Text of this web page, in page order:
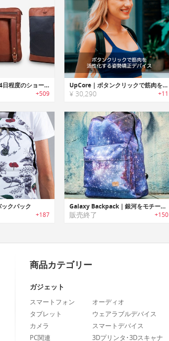
Highlander｜2～4日程度のショートトリップに最適な耐候性レザートラベルシステムバックパック「ハイランダー」
+509
UpCore｜ボタンクリックで筋肉を活性化する姿勢矯正デバイス「アップコア」
¥ 30,290 +11
クパック
+187
Galaxy Backpack｜銀河をモチーフにデザインされたバックパック「ギャラクシーバッグパック」
販売終了 +150
商品カテゴリー
ガジェット
スマートフォン
タブレット
カメラ
PC関連
オーディオ
ウェアラブルデバイス
スマートデバイス
3Dプリンタ･3Dスキャナ